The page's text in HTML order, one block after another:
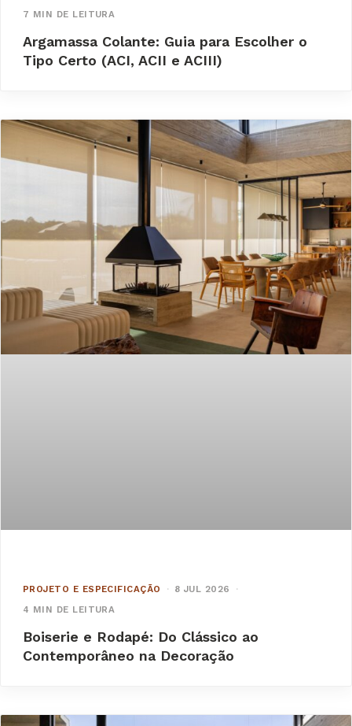
7 MIN DE LEITURA
Argamassa Colante: Guia para Escolher o
Tipo Certo (ACI, ACII e ACIII)
PROJETO E ESPECIFICAÇÃO · 8 JUL 2026
·
4 MIN DE LEITURA
Boiserie e Rodapé: Do Clássico ao
Contemporâneo na Decoração